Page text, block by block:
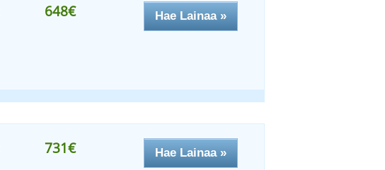
648€ Hae Lainaa »
731€ Hae Lainaa »